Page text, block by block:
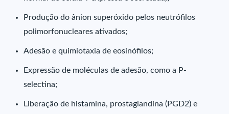
Produção do ânion superóxido pelos neutrófilos
polimorfonucleares ativados;
Adesão e quimiotaxia de eosinófilos;
Expressão de moléculas de adesão, como a P-
selectina;
Liberação de histamina, prostaglandina (PGD2) e